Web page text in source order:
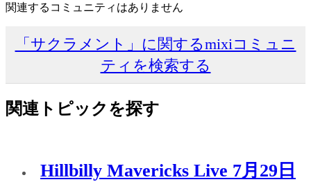
関連するコミュニティはありません
「サクラメント」に関するmixiコミュニ
ティを検索する
関連トピックを探す
Hillbilly Mavericks Live 7月29日